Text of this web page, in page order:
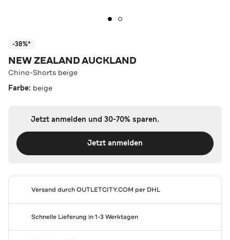
-38%*
NEW ZEALAND AUCKLAND
Chino-Shorts beige
Farbe: beige
Jetzt anmelden und 30-70% sparen.
Jetzt anmelden
Versand durchOUTLETCITY.COM per DHL
Schnelle Lieferung in 1-3 Werktagen